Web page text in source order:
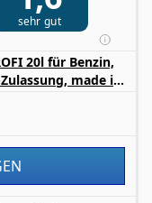
sehr gut
20l für Benzin,
made in
rot